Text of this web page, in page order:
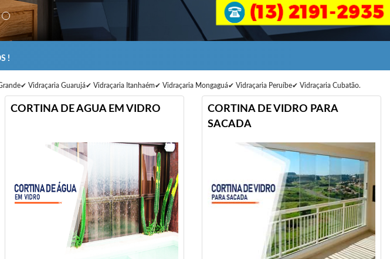
!
Vidraçaria Guarujá✔ Vidraçaria Itanhaém✔ Vidraçaria Mongaguá✔ Vidraçaria Peruíbe✔ Vidraçaria Cubatão.
CORTINA DE AGUA EM VIDRO
CORTINA DE VIDRO PARA
SACADA